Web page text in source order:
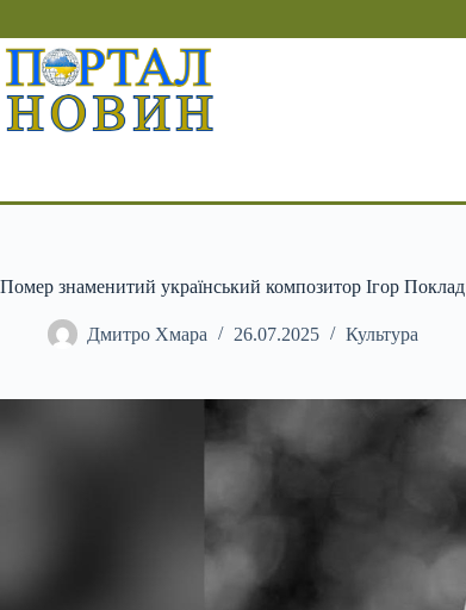
вмісту
Помер знаменитий український композитор Ігор Поклад
Дмитро Хмара 26.07.2025 Культура